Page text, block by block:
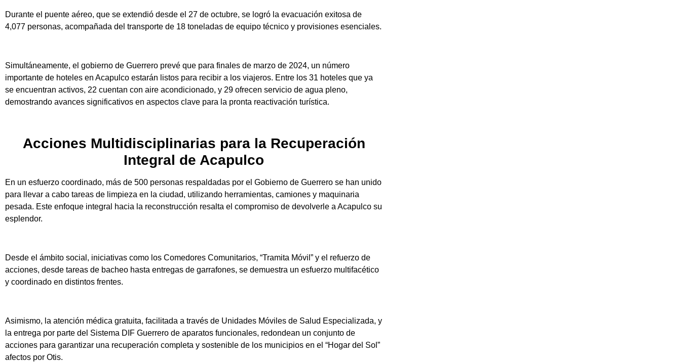
Durante el puente aéreo, que se extendió desde el 27 de octubre, se logró la evacuación exitosa de
4,077 personas, acompañada del transporte de 18 toneladas de equipo técnico y provisiones esenciales.
Simultáneamente, el gobierno de Guerrero prevé que para finales de marzo de 2024, un número
importante de hoteles en Acapulco estarán listos para recibir a los viajeros. Entre los 31 hoteles que ya
se encuentran activos, 22 cuentan con aire acondicionado, y 29 ofrecen servicio de agua pleno,
demostrando avances significativos en aspectos clave para la pronta reactivación turística.
Acciones Multidisciplinarias para la Recuperación
Integral de Acapulco
En un esfuerzo coordinado, más de 500 personas respaldadas por el Gobierno de Guerrero se han unido
para llevar a cabo tareas de limpieza en la ciudad, utilizando herramientas, camiones y maquinaria
pesada. Este enfoque integral hacia la reconstrucción resalta el compromiso de devolverle a Acapulco su
esplendor.
Desde el ámbito social, iniciativas como los Comedores Comunitarios, “Tramita Móvil” y el refuerzo de
acciones, desde tareas de bacheo hasta entregas de garrafones, se demuestra un esfuerzo multifacético
y coordinado en distintos frentes.
Asimismo, la atención médica gratuita, facilitada a través de Unidades Móviles de Salud Especializada, y
la entrega por parte del Sistema DIF Guerrero de aparatos funcionales, redondean un conjunto de
acciones para garantizar una recuperación completa y sostenible de los municipios en el “Hogar del Sol”
afectos por Otis.